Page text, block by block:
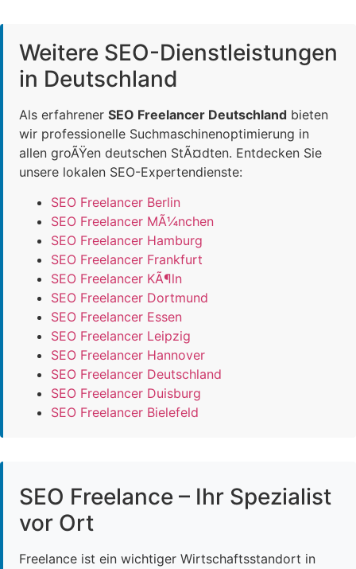
Weitere SEO-Dienstleistungen
in Deutschland
Als erfahrener SEO Freelancer Deutschland bieten
wir professionelle Suchmaschinenoptimierung in
allen groÃŸen deutschen StÃ¤dten. Entdecken Sie
unsere lokalen SEO-Expertendienste:
SEO Freelancer Berlin
SEO Freelancer MÃ¼nchen
SEO Freelancer Hamburg
SEO Freelancer Frankfurt
SEO Freelancer KÃ¶ln
SEO Freelancer Dortmund
SEO Freelancer Essen
SEO Freelancer Leipzig
SEO Freelancer Hannover
SEO Freelancer Deutschland
SEO Freelancer Duisburg
SEO Freelancer Bielefeld
SEO Freelance – Ihr Spezialist
vor Ort
Freelance ist ein wichtiger Wirtschaftsstandort in